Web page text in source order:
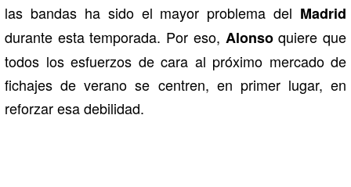
las bandas ha sido el mayor problema del Madrid
durante esta temporada. Por eso, Alonsoquiere que
todos los esfuerzos de cara al próximo mercado de
fichajes de verano se centren, en primer lugar, en
reforzar esa debilidad.